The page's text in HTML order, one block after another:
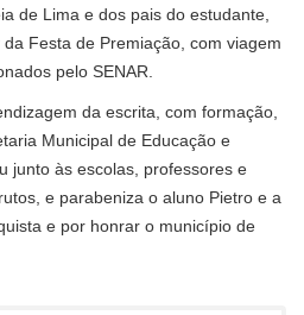
de Lima e dos pais do estudante,
Festa de Premiação, com viagem
pelo SENAR.
da escrita, com formação,
Municipal de Educação e
junto às escolas, professores e
e parabeniza o aluno Pietro e a
e por honrar o município de